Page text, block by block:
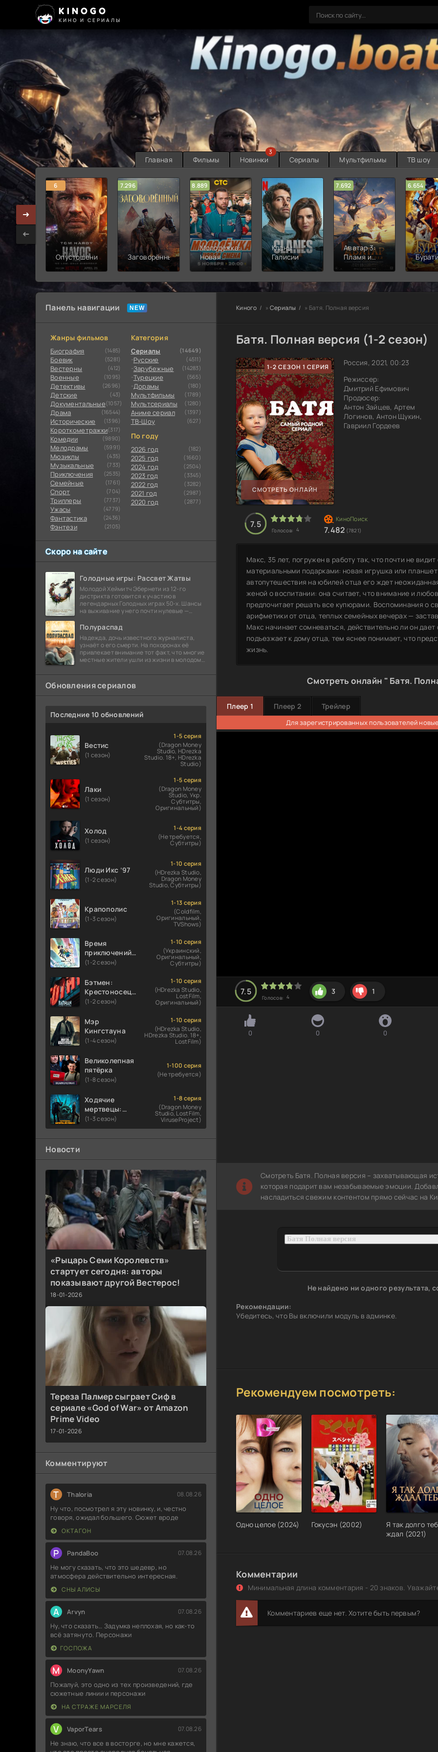
KINOGO
КИНО И СЕРИАЛЫ
Главная Фильмы Новинки
3
Сериалы Мультфильмы ТВ шоу
6
Опустошение
7.296
Заговорённый
8.889
Молодёжка:
Новая
смена
Кланы
Галисии
7.692
Аватар 3:
Пламя и
пепел
6.654
Панель навигации
Жанры фильмов
Биография (1485)
Боевик (5281)
Вестерны (412)
Военные (1095)
Детективы (2696)
Детские (43)
Документальные(1057)
Драма (16544)
Исторические (1396)
Короткометражки(317)
Комедии (9890)
Мелодрамы (5991)
Мюзиклы (435)
Музыкальные (733)
Приключения (2535)
Семейные (1761)
Cпорт (704)
Триллеры (7737)
Ужасы (4779)
Фантастика (2436)
Фэнтези (2105)
Категория
Сериалы (14649)
Русские (4511)
Зарубежные (14283)
Турецкие (565)
Дорамы (180)
Мультфильмы (1789)
Мультсериалы (1280)
Аниме сериал (1397)
ТВ-Шоу (627)
По году
2026 год (182)
2025 год (1660)
2024 год (2504)
2023 год (3345)
2022 год (3282)
2021 год (2987)
2020 год (2877)
Скоро на сайте
Голодные игры: Рассвет Жатвы
Молодой Хеймитч Эбернети из 12-го
дистрикта готовится к участию в
легендарных Голодных играх 50-х. Шансы
на выживание у него почти нулевые —
победу еще сорок
Полураспад
Надежда, дочь известного журналиста,
узнаёт о его смерти. На похоронах её
привлекает внимание тот факт, что многие
местные жители ушли из жизни в молодом
бомбы
Обновления сериалов
Последние 10 обновлений
Вестис
(1 сезон)
1-5 серия
(Dragon Money
Studio, HDrezka
Studio. 18+, HDrezka
Studio)
Лаки
(1 сезон)
1-5 серия
(Dragon Money
Studio, Укр.
Субтитры,
Оригинальный)
Холод
(1 сезон)
1-4 серия
(Не требуется,
Субтитры)
Люди Икс ’97
(1-2 сезон)
1-10 серия
(HDrezka Studio,
Dragon Money
Studio, Субтитры)
Крапополис
(1-3 сезон)
1-13 серия
(Coldfilm,
Оригинальный,
TVShows)
Время
приключений:
Фионна и Кейк
(1-2 сезон)
1-10 серия
(Украинский,
Оригинальный,
Субтитры)
Бэтмен:
Крестоносец в
плаще
(1-2 сезон)
1-10 серия
(HDrezka Studio,
LostFilm,
Оригинальный)
Мэр
Кингстауна
(1-4 сезон)
1-10 серия
(HDrezka Studio,
HDrezka Studio. 18+,
LostFilm)
Великолепная
пятёрка
(1-8 сезон)
1-100 серия
(Не требуется)
Ходячие
мертвецы:
Мертвый
город
(1-3 сезон)
1-8 серия
(Dragon Money
Studio, LostFilm,
ViruseProject)
Новости
«Рыцарь Семи Королевств»
стартует сегодня: авторы
показывают другой Вестерос!
18-01-2026
Тереза Палмер сыграет Сиф в
сериале «God of War» от Amazon
Prime Video
17-01-2026
Комментируют
T Thaloria 08.08.26
Ну что, посмотрел я эту новинку, и, честно
говоря, ожидал большего. Сюжет вроде
ОКТАГОН
P PandaBoo 07.08.26
Не могу сказать, что это шедевр, но
атмосфера действительно интересная.
СНЫ АЛИСЫ
A Arvyn 07.08.26
Ну, что сказать… Задумка неплохая, но как-то
всё затянуто. Персонажи
ГОСПОЖА
M MoonyYawn 07.08.26
Пожалуй, это одно из тех произведений, где
сюжетные линии и персонажи
НА СТРАЖЕ МАРСЕЛЯ
V VaporTears 07.08.26
Не знаю, что все в восторге, но мне кажется,
Киного » Сериалы » Батя. Полная версия
Батя. Полная версия (1-2 сезон)
1-2 СЕЗОН 1 СЕРИЯ
СМОТРЕТЬ ОНЛАЙН
Россия, 2021, 00:23
Режиссер:
Дмитрий Ефимович
Продюсер:
Антон Зайцев, Артем
Логинов, Антон Щукин,
Гавриил Гордеев
7.5
Голосов: 4 7.482 (7821)
Макс, 35 лет, погружен в работу так, что почти не
материальными подарками: новая игрушка или
автопутешествия на юбилей отца его ждет
женой о воспитании: она считает, что внимание и
предпочитает решать все купюрами. Воспоминания о
арифметики от отца, теплых семейных вечерах —
Макс начинает сомневаться, действительно ли он
подъезжает к дому отца, тем яснее понимает, что
жизнь.
Смотреть онлайн " Батя.
Плеер 1 Плеер 2 Трейлер
Для зарегистрированных пользователей
7.5
Голосов: 4
3 1
0 0 0
Смотреть Батя. Полная версия – захватывающая
которая подарит вам незабываемые эмоции.
насладиться свежим контентом прямо сейчас на
Не найдено ни одного результата,
Рекомендации:
Убедитесь, что Вы включили модуль в админке.
Рекомендуем посмотреть:
Одно целое (2024) Гокусэн (2002)
Я так долго
ждал (2021)
Комментарии
Минимальная длина комментария - 20 знаков.
Комментариев еще нет. Хотите быть первым?